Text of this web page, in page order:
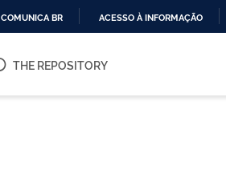
O
COMUNICA BR ACESSO À INFORMAÇÃO
THE REPOSITORY